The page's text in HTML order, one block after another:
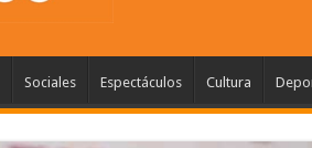
Sociales Espectáculos Cultura